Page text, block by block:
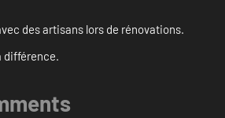
des artisans lors de rénovations.
différence.